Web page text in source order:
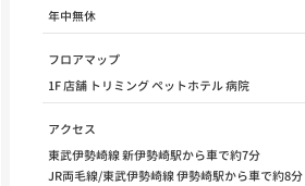
年中無休
フロアマップ
1F 店舗 トリミング ペットホテル 病院
アクセス
東武伊勢崎線 新伊勢崎駅から車で約7分
JR両毛線/東武伊勢崎線 伊勢崎駅から車で約8分